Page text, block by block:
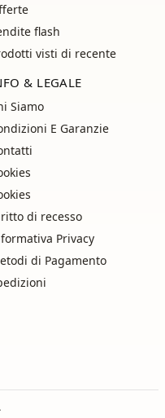
flash
visti di recente
& LEGALE
Siamo
E Garanzie
di recesso
Privacy
di Pagamento